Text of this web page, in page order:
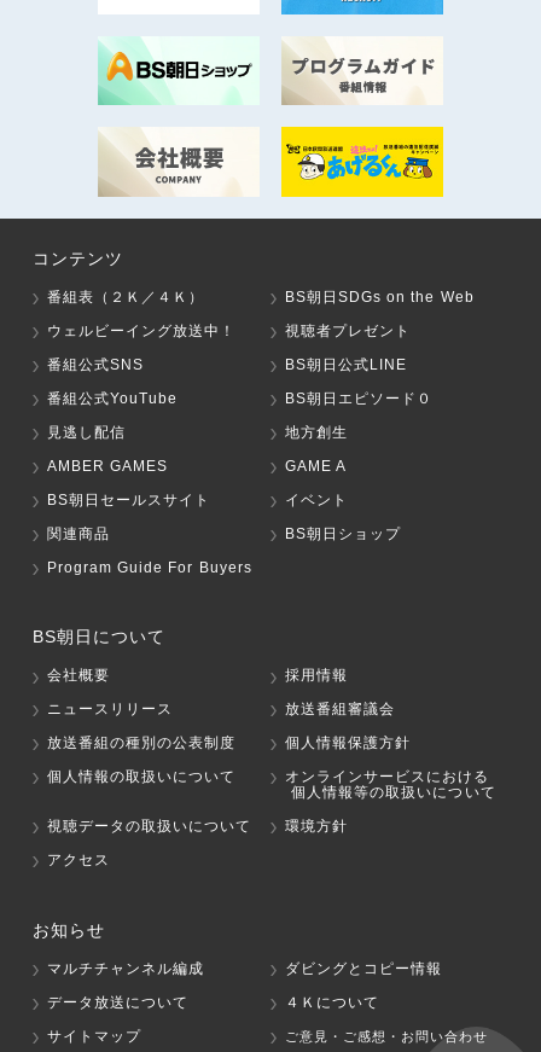
コンテンツ
番組表（２Ｋ／４Ｋ）
BS朝日SDGs on the Web
ウェルビーイング放送中！
視聴者プレゼント
番組公式SNS
BS朝日公式LINE
番組公式YouTube
BS朝日エピソード０
見逃し配信
地方創生
AMBER GAMES
GAME A
BS朝日セールスサイト
イベント
関連商品
BS朝日ショップ
Program Guide For Buyers
BS朝日について
会社概要
採用情報
ニュースリリース
放送番組審議会
放送番組の種別の公表制度
個人情報保護方針
個人情報の取扱いについて
オンラインサービスにおける
個人情報等の取扱いについて
視聴データの取扱いについて
環境方針
アクセス
お知らせ
マルチチャンネル編成
ダビングとコピー情報
データ放送について
４Ｋについて
サイトマップ
ご意見・ご感想・お問い合わせ